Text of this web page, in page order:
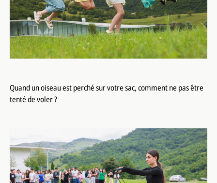
Quand un oiseau est perché sur votre sac, comment ne pas être
tenté de voler ?